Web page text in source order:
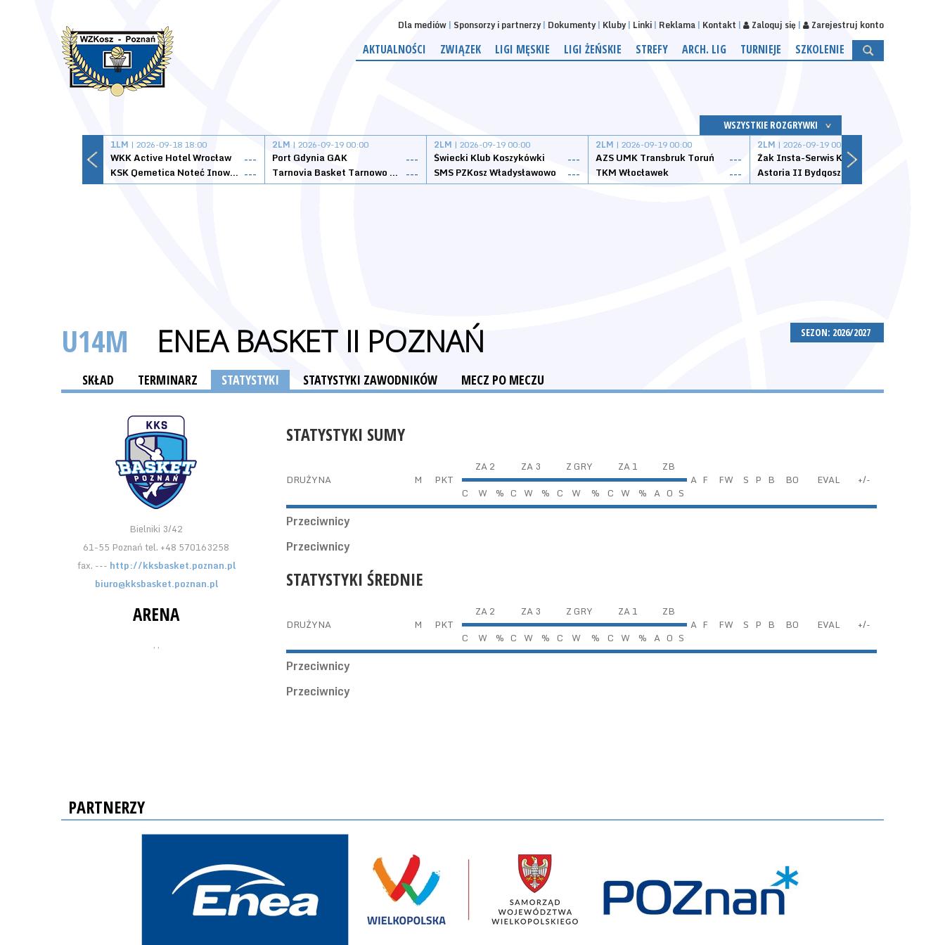
Dla mediów Sponsorzy i partnerzy Dokumenty Kluby Linki Reklama Kontakt Zaloguj się Zarejestruj konto
AKTUALNOŚCI ZWIĄZEK LIGI MĘSKIE LIGI ŻEŃSKIE STREFY ARCH. LIG TURNIEJE SZKOLENIE
WSZYSTKIE ROZGRYWKI
1LM | 2026-09-18 18:00
WKK Active Hotel Wrocław
---
KSK Qemetica Noteć Inowrocław ---
2LM | 2026-09-19 00:00
Port Gdynia GAK
---
Tarnovia Basket Tarnowo Podgórne ---
2LM | 2026-09-19 00:00
Świecki Klub Koszykówki
---
SMS PZKosz Władysławowo
---
2LM | 2026-09-19 00:00
AZS UMK Transbruk Toruń
---
TKM Włocławek
---
2LM | 2026-09-19 00:00
Żak Insta-Serwis Koszalin
Astoria II Bydgoszcz
SEZON: 2026/2027
U14M ENEA BASKET II POZNAŃ
SKŁAD TERMINARZ STATYSTYKI STATYSTYKI ZAWODNIKÓW MECZ PO MECZU
Bielniki 3/42
61-55 Poznań tel. +48 570163258
fax. --- http://kksbasket.poznan.pl
biuro@kksbasket.poznan.pl
ARENA
, ,
STATYSTYKI SUMY
DRUŻYNA M PKT
ZA 2 ZA 3 Z GRY ZA 1
ZB
A F FW S P B BO EVAL
+/-
C
W % C W % C W % C W % A O S
Przeciwnicy
Przeciwnicy
STATYSTYKI ŚREDNIE
DRUŻYNA M PKT
ZA 2 ZA 3 Z GRY ZA 1
ZB
A F FW S P B BO EVAL
+/-
C
W % C W % C W % C W % A O S
Przeciwnicy
Przeciwnicy
PARTNERZY